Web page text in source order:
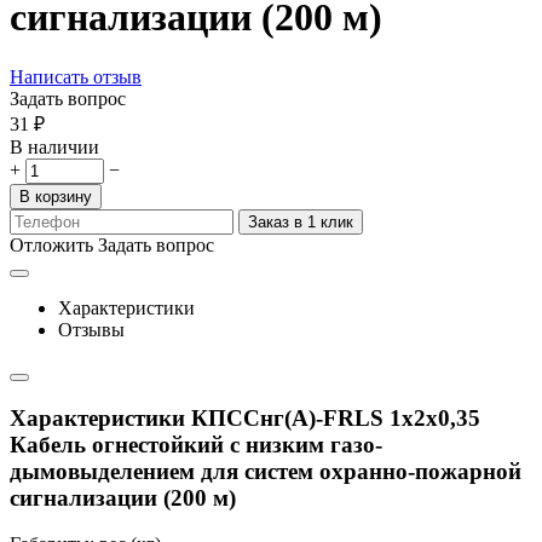
сигнализации (200 м)
Написать отзыв
Задать вопрос
‍31‍ ₽
В наличии
+
−
В корзину
Заказ в 1 клик
Отложить Задать вопрос
Характеристики
Отзывы
Характеристики КПССнг(А)-FRLS 1x2x0,35
Кабель огнестойкий с низким газо-
дымовыделением для систем охранно-пожарной
сигнализации (200 м)